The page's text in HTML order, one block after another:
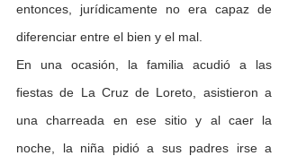
entonces, jurídicamente no era capaz de
diferenciar entre el bien y el mal.
En una ocasión, la familia acudió a las
fiestas de La Cruz de Loreto, asistieron a
una charreada en ese sitio y al caer la
noche, la niña pidió a sus padres irse a